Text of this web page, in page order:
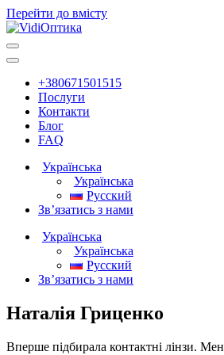
Перейти до вмісту
Головна
навігація
+380671501515
Послуги
Контакти
Блог
FAQ
Українська
Українська
Русский
Зв’язатись з нами
Українська
Українська
Русский
Зв’язатись з нами
Наталія Гриценко
Вперше підбирала контактні лінзи.